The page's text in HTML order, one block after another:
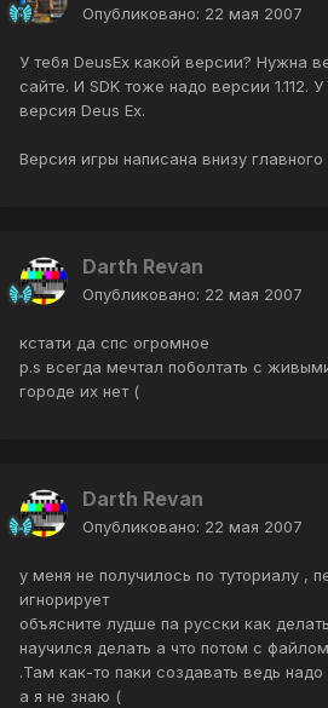
Опубликовано: 22 мая 2007
У тебя DeusEx какой версии? Нужна
сайте. И SDK тоже надо версии 1.112.
версия Deus Ex.
Версия игры написана внизу
Darth Revan
Опубликовано: 22 мая 2007
кстати да спс огромное
p.s всегда мечтал поболтать с
городе их нет (
Darth Revan
Опубликовано: 22 мая 2007
у меня не получилось по туториалу ,
игнорирует
объясните лудше па русски как
научился делать а что потом с
.Там как-то паки создавать ведь
а я не знаю (